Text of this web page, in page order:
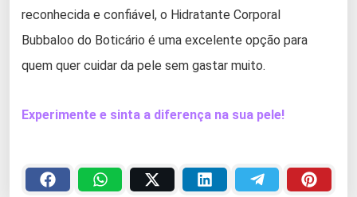
reconhecida e confiável, o Hidratante Corporal
Bubbaloo do Boticário é uma excelente opção para
quem quer cuidar da pele sem gastar muito.
Experimente e sinta a diferença na sua pele!